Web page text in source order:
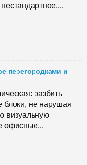
перегородками и
разбить
блоки, не нарушая
визуальную
офисные...